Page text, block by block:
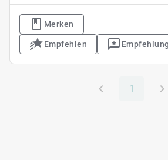
Merken
Empfehlen
1